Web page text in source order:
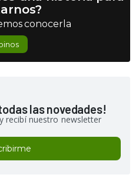
conocerla
las novedades!
recibí nuestro newsletter